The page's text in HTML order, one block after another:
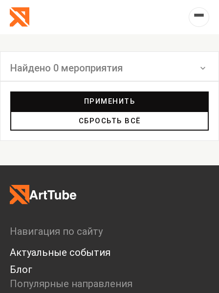
Найдено 0 мероприятия
Мастерские
Дискуссия
Пост-релиз
Маркет
Интервью
Open call
Экскурсия
Дискуссия
ПРИМЕНИТЬ
СБРОСЬТЬ ВСЁ
Навигация по сайту
Актуальные события
Блог
Популярные направления